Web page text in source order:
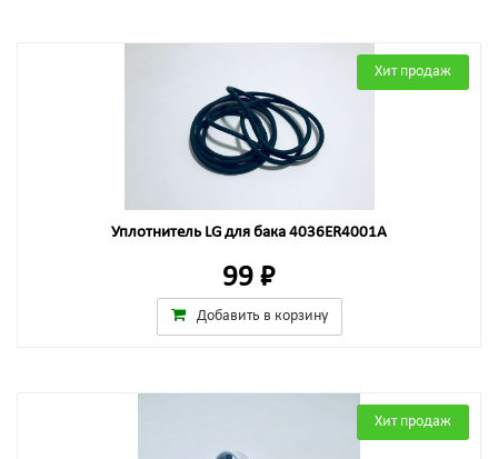
Хит продаж
Уплотнитель LG для бака 4036ER4001A
99 ₽
Добавить в корзину
Хит продаж